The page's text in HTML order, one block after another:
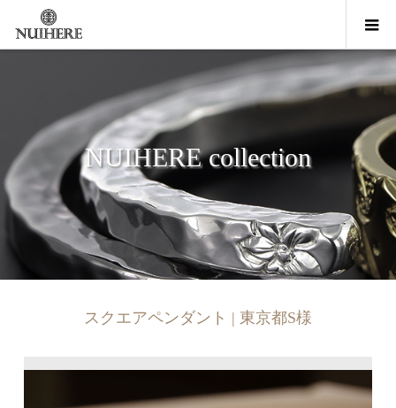
NUIHERE collection
スクエアペンダント | 東京都S様